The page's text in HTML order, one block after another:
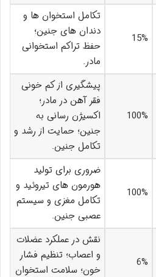
15%
تکامل استخوان ها و
دندان های جنین؛
حفظ تراکم استخوانی
مادر.
100%
پیشگیری از کم خونی
فقر آهن در مادر؛
اکسیژن رسانی به
جنین؛ حمایت از رشد و
تکامل جنین.
100%
ضروری برای تولید
هورمون های تیروئید و
تکامل مغزی و سیستم
عصبی جنین.
6%
نقش در عملکرد عضلات
و اعصاب؛ تنظیم فشار
خون؛ سلامت استخوان